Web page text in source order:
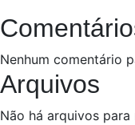
Nenhum comentário
Arquivos
Não há arquivos para